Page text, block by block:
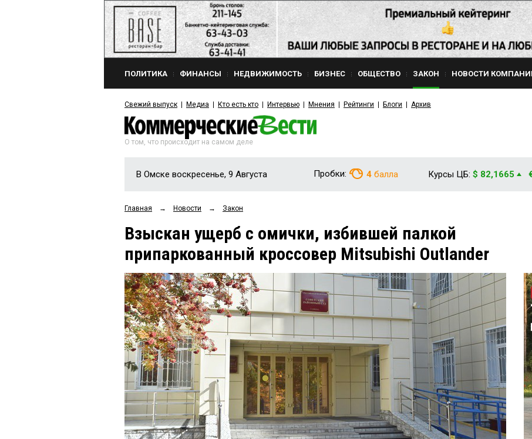
ПОЛИТИКА ФИНАНСЫ НЕДВИЖИМОСТЬ БИЗНЕС ОБЩЕСТВО ЗАКОН НОВОСТИ
Свежий выпуск Медиа Кто есть кто Интервью Мнения Рейтинги Блоги Архив
О том, что происходит на самом деле
В Омске воскресенье, 9 Августа Пробки: 4 балла Курсы ЦБ: $ 82,1665
Главная → Новости → Закон
Взыскан ущерб с омички, избившей палкой
припаркованный кроссовер Mitsubishi Outlander